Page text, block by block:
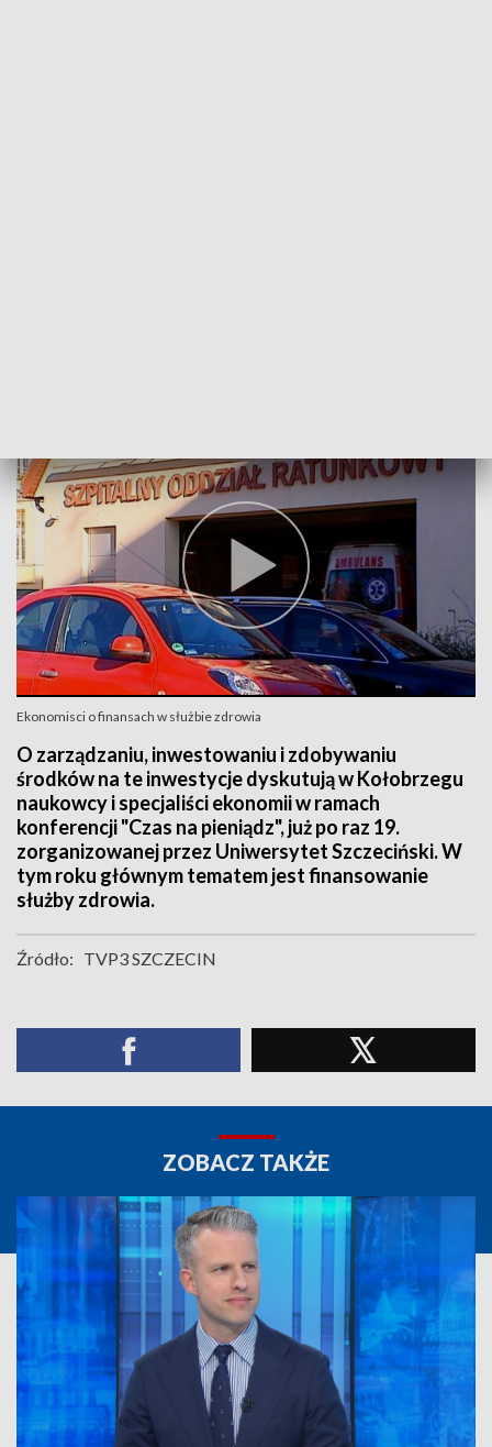
Ekonomisci o finansach w służbie zdrowia
O zarządzaniu, inwestowaniu i zdobywaniu
środków na te inwestycje dyskutują w Kołobrzegu
naukowcy i specjaliści ekonomii w ramach
konferencji "Czas na pieniądz", już po raz 19.
zorganizowanej przez Uniwersytet Szczeciński. W
tym roku głównym tematem jest finansowanie
służby zdrowia.
Źródło: TVP3 SZCZECIN
ZOBACZ TAKŻE